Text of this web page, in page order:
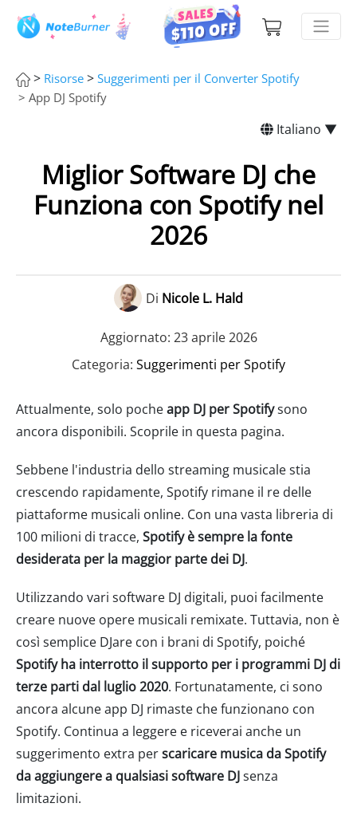
> Risorse > Suggerimenti per il Converter Spotify
> App DJ Spotify
Italiano ▼
Miglior Software DJ che
Funziona con Spotify nel
2026
Di Nicole L. Hald
Aggiornato: 23 aprile 2026
Categoria: Suggerimenti per Spotify
Attualmente, solo pocheapp DJ per Spotifysono
ancora disponibili. Scoprile in questa pagina.
Sebbene l'industria dello streaming musicale stia
crescendo rapidamente, Spotify rimane il re delle
piattaforme musicali online. Con una vasta libreria di
100 milioni di tracce, Spotify è sempre la fonte
desiderata per la maggior parte dei DJ.
Utilizzando vari software DJ digitali, puoi facilmente
creare nuove opere musicali remixate. Tuttavia, non è
così semplice DJare con i brani di Spotify, poiché
Spotify ha interrotto il supporto per i programmi DJ di
terze parti dal luglio 2020. Fortunatamente, ci sono
ancora alcune app DJ rimaste che funzionano con
Spotify. Continua a leggere e riceverai anche un
suggerimento extra perscaricare musica da Spotify
da aggiungere a qualsiasi software DJsenza
limitazioni.